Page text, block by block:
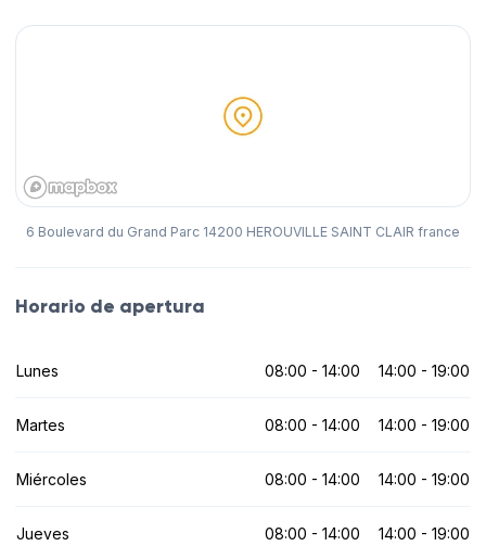
6 Boulevard du Grand Parc 14200 HEROUVILLE SAINT CLAIR france
Horario de apertura
Lunes 08:00 - 14:00 14:00 - 19:00
Martes 08:00 - 14:00 14:00 - 19:00
Miércoles 08:00 - 14:00 14:00 - 19:00
Jueves 08:00 - 14:00 14:00 - 19:00